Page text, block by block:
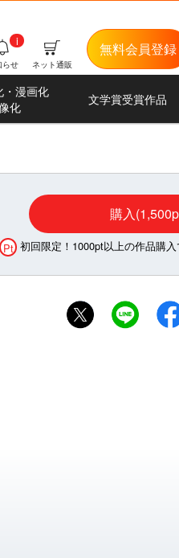
無料会員登録
ネット通販
らせ
i
・漫画化
化
文学賞受賞作品
購入
Pt 初回限定！1000pt以上の作品購入